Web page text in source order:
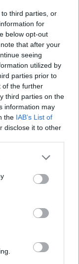
third parties, or
for
below opt-out
that after your
seeing
utilized by
parties prior to
of the further
third parties on the
information may
the IAB’s List of
disclose it to other
or more Google
You may click to
party tags to
in below Google
usati erigenerati
per i
a
guida
e mantiene
cartamodelli